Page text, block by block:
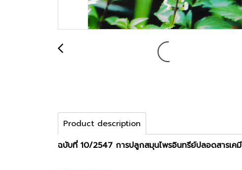
Product description
ฉบับที่ 10/2547 การปลูกสมุนไพรอินทรีย์ปลอดสารเคมี